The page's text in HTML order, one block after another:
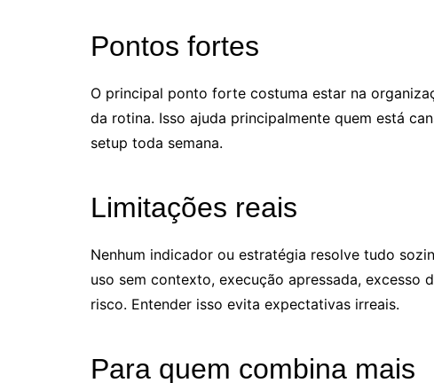
Pontos fortes
O principal ponto forte costuma estar na
da rotina. Isso ajuda principalmente quem está
setup toda semana.
Limitações reais
Nenhum indicador ou estratégia resolve tudo
uso sem contexto, execução apressada, excesso
risco. Entender isso evita expectativas irreais.
Para quem combina mais